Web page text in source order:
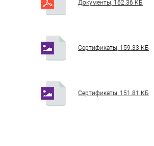
Документы, 162.36 КБ
Сертификаты, 159.33 КБ
Сертификаты, 151.81 КБ